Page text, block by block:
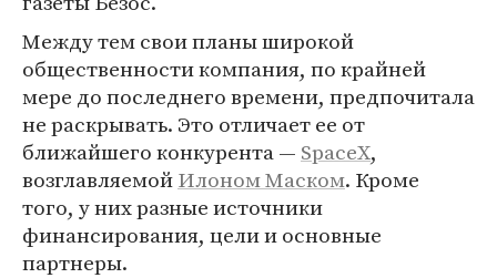
Между тем свои планы широкой
общественности компания, по крайней
мере до последнего времени, предпочитала
не раскрывать. Это отличает ее от
ближайшего конкурента — SpaceX,
возглавляемойИлоном Маском. Кроме
того, у них разные источники
финансирования, цели и основные
партнеры.